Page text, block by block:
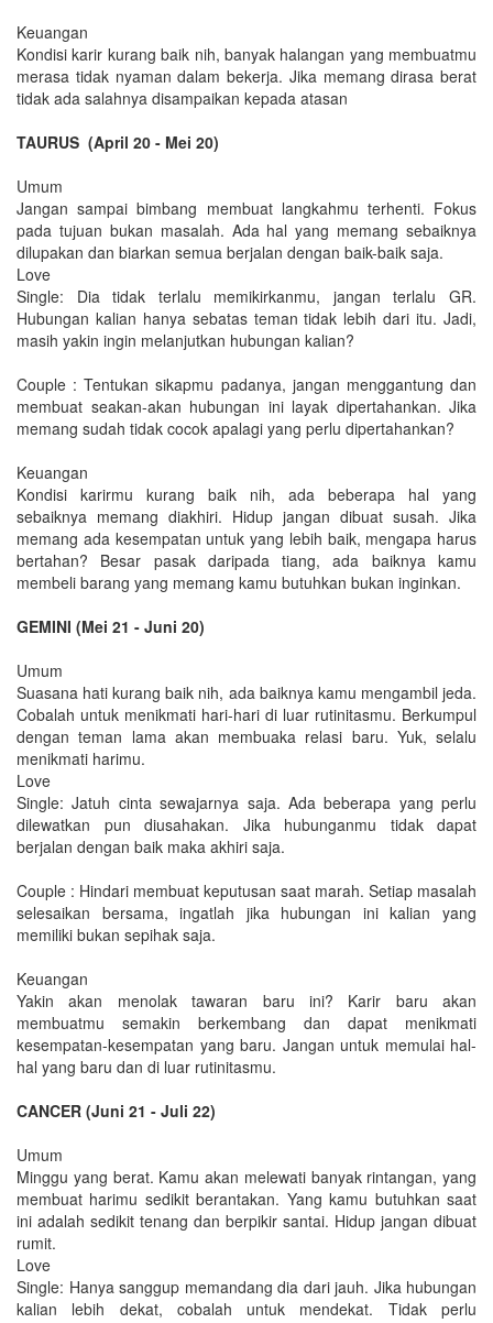
Keuangan
Kondisi karir kurang baik nih, banyak halangan yang membuatmu
merasa tidak nyaman dalam bekerja. Jika memang dirasa berat
tidak ada salahnya disampaikan kepada atasan
TAURUS (April 20 - Mei 20)
Umum
Jangan sampai bimbang membuat langkahmu terhenti. Fokus
pada tujuan bukan masalah. Ada hal yang memang sebaiknya
dilupakan dan biarkan semua berjalan dengan baik-baik saja.
Love
Single: Dia tidak terlalu memikirkanmu, jangan terlalu GR.
Hubungan kalian hanya sebatas teman tidak lebih dari itu. Jadi,
masih yakin ingin melanjutkan hubungan kalian?
Couple : Tentukan sikapmu padanya, jangan menggantung dan
membuat seakan-akan hubungan ini layak dipertahankan. Jika
memang sudah tidak cocok apalagi yang perlu dipertahankan?
Keuangan
Kondisi karirmu kurang baik nih, ada beberapa hal yang
sebaiknya memang diakhiri. Hidup jangan dibuat susah. Jika
memang ada kesempatan untuk yang lebih baik, mengapa harus
bertahan? Besar pasak daripada tiang, ada baiknya kamu
membeli barang yang memang kamu butuhkan bukan inginkan.
GEMINI (Mei 21 - Juni 20)
Umum
Suasana hati kurang baik nih, ada baiknya kamu mengambil jeda.
Cobalah untuk menikmati hari-hari di luar rutinitasmu. Berkumpul
dengan teman lama akan membuaka relasi baru. Yuk, selalu
menikmati harimu.
Love
Single: Jatuh cinta sewajarnya saja. Ada beberapa yang perlu
dilewatkan pun diusahakan. Jika hubunganmu tidak dapat
berjalan dengan baik maka akhiri saja.
Couple : Hindari membuat keputusan saat marah. Setiap masalah
selesaikan bersama, ingatlah jika hubungan ini kalian yang
memiliki bukan sepihak saja.
Keuangan
Yakin akan menolak tawaran baru ini? Karir baru akan
membuatmu semakin berkembang dan dapat menikmati
kesempatan-kesempatan yang baru. Jangan untuk memulai hal-
hal yang baru dan di luar rutinitasmu.
CANCER (Juni 21 - Juli 22)
Umum
Minggu yang berat. Kamu akan melewati banyak rintangan, yang
membuat harimu sedikit berantakan. Yang kamu butuhkan saat
ini adalah sedikit tenang dan berpikir santai. Hidup jangan dibuat
rumit.
Love
Single: Hanya sanggup memandang dia dari jauh. Jika hubungan
kalian lebih dekat, cobalah untuk mendekat. Tidak perlu